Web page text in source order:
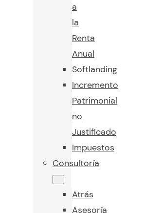
a
la
Renta
Anual
Softlanding
Incremento
Patrimonial
no
Justificado
Impuestos
Consultoría
Atrás
Asesoría